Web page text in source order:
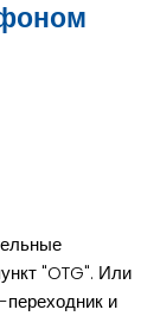
"OTG". Или
и